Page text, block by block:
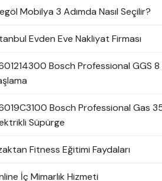
Mobilya 3 Adımda Nasıl Seçilir?
Evden Eve Nakliyat Firması
Bosch Professional GGS 8
Bosch Professional Gas
Süpürge
Fitness Eğitimi Faydaları
İç Mimarlık Hizmeti